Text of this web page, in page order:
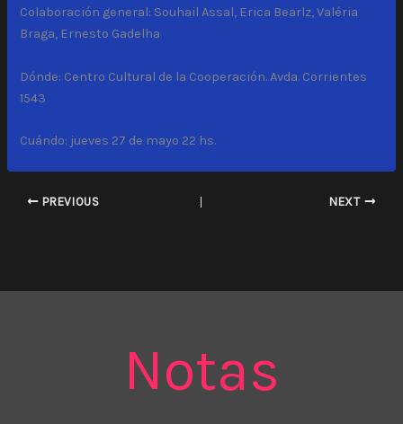
Colaboración general: Souhail Assal, Erica Bearlz, Valéria
Braga, Ernesto Gadelha
Dónde: Centro Cultural de la Cooperación. Avda. Corrientes
1543
Cuándo: jueves 27 de mayo 22 hs.
PREVIOUS NEXT
Notas